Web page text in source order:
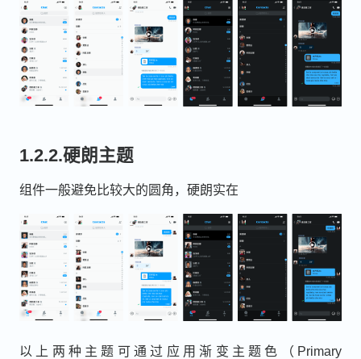
1.2.2.硬朗主题
组件一般避免比较大的圆角，硬朗实在
以上两种主题可通过应用渐变主题色（Primary